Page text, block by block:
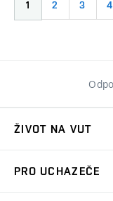
1 2 3 4
ŽIVOT NA VUT
PRO UCHAZEČE